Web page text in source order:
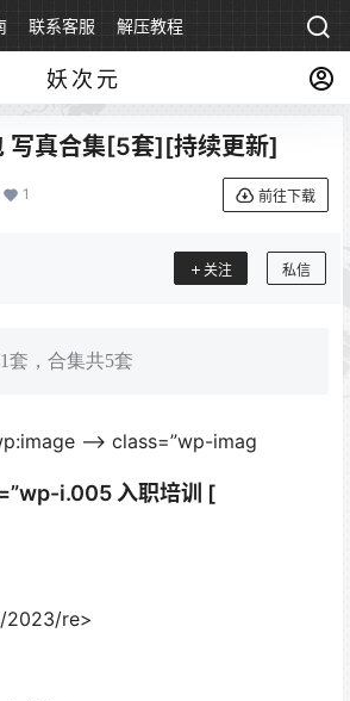
联系客服 解压教程
妖次元
写真合集[5套][持续更新]
1 前往下载
关注 私信
套，合集共5套
–> class=”wp-imag
i.005 入职培训 [
2023/re>